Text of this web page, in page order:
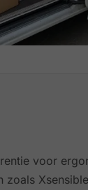
voor
zoals